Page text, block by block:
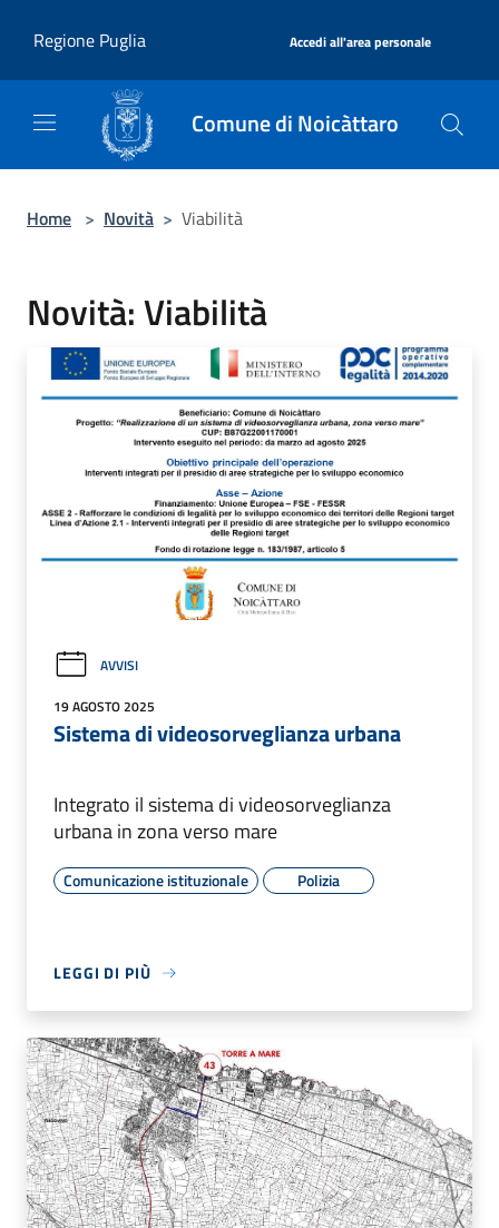
Regione Puglia
Accedi all'area personale
Comune di Noicàttaro
Home > Novità > Viabilità
Novità: Viabilità
AVVISI
19 AGOSTO 2025
Sistema di videosorveglianza urbana
Integrato il sistema di videosorveglianza
urbana in zona verso mare
Comunicazione istituzionale Polizia
LEGGI DI PIÙ